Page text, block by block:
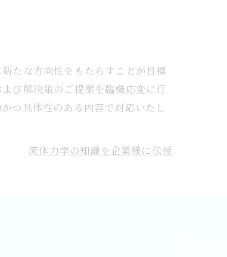
たな方向性をもたらすことが目標
び解決策のご提案を臨機応変に行
つ具体性のある内容で対応いたし
流体力学の知識を企業様に伝授